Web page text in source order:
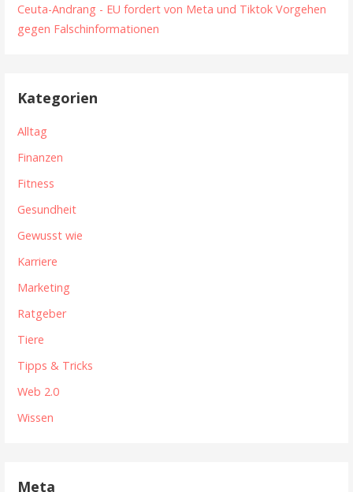
Ceuta-Andrang - EU fordert von Meta und Tiktok Vorgehen
gegen Falschinformationen
Kategorien
Alltag
Finanzen
Fitness
Gesundheit
Gewusst wie
Karriere
Marketing
Ratgeber
Tiere
Tipps & Tricks
Web 2.0
Wissen
Meta